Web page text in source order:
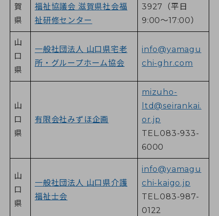
賀
県
福祉協議会 滋賀県社会福
祉研修センター
3927（平日
9:00～17:00）
山
口
県
一般社団法人 山口県宅老
所・グループホーム協会
info@yamagu
chi-ghr.com
山
口
県
有限会社みずほ企画
mizuho-
ltd@seirankai.
or.jp
TEL.083-933-
6000
山
口
県
一般社団法人 山口県介護
福祉士会
info@yamagu
chi-kaigo.jp
TEL.083-987-
0122